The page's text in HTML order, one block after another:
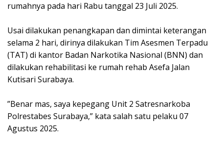
rumahnya pada hari Rabu tanggal 23 Juli 2025.
‎Usai dilakukan penangkapan dan dimintai keterangan
selama 2 hari, dirinya dilakukan Tim Asesmen Terpadu
(TAT) di kantor Badan Narkotika Nasional (BNN) dan
dilakukan rehabilitasi ke rumah rehab Asefa Jalan
Kutisari Surabaya.
‎”Benar mas, saya kepegang Unit 2 Satresnarkoba
Polrestabes Surabaya,” kata salah satu pelaku 07
Agustus 2025.